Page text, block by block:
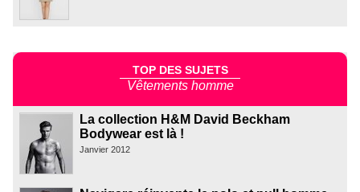
TOP DES SUJETS
Vêtements homme
La collection H&M David Beckham
Bodywear est là !
Janvier 2012